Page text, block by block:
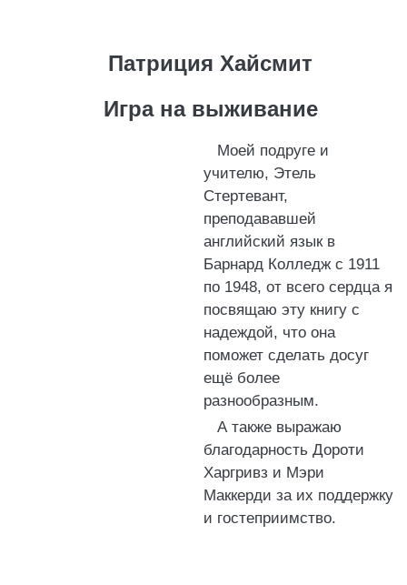
Патриция Хайсмит
Игра на выживание
Моей подруге и
учителю, Этель
Стертевант,
преподававшей
английский язык в
Барнард Колледж с 1911
по 1948, от всего сердца я
посвящаю эту книгу с
надеждой, что она
поможет сделать досуг
ещё более
разнообразным.
А также выражаю
благодарность Дороти
Харгривз и Мэри
Маккерди за их поддержку
и гостеприимство.